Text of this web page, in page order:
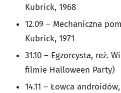
Kubrick, 1968
12.09 – Mechaniczna
Kubrick, 1971
31.10 – Egzorcysta, reż.
filmie Halloween Party)
14.11 – Łowca